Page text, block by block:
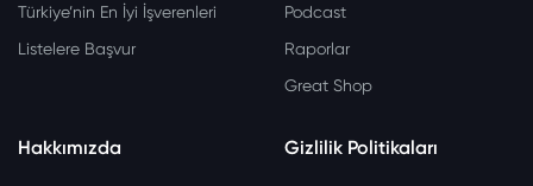
Türkiye’nin En İyi İşverenleri
Listelere Başvur
Podcast
Raporlar
Great Shop
Hakkımızda Gizlilik Politikaları